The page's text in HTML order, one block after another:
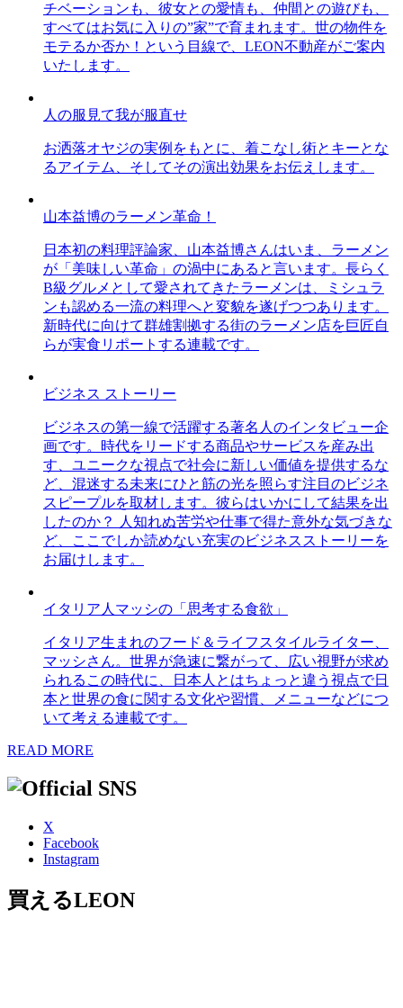
チベーションも、彼女との愛情も、仲間との遊びも、
すべてはお気に入りの”家”で育まれます。世の物件を
モテるか否か！という目線で、LEON不動産がご案内
いたします。
人の服見て我が服直せ
お洒落オヤジの実例をもとに、着こなし術とキーとな
るアイテム、そしてその演出効果をお伝えします。
山本益博のラーメン革命！
日本初の料理評論家、山本益博さんはいま、ラーメン
が「美味しい革命」の渦中にあると言います。長らく
B級グルメとして愛されてきたラーメンは、ミシュラ
ンも認める一流の料理へと変貌を遂げつつあります。
新時代に向けて群雄割拠する街のラーメン店を巨匠自
らが実食リポートする連載です。
ビジネス ストーリー
ビジネスの第一線で活躍する著名人のインタビュー企
画です。時代をリードする商品やサービスを産み出
す、ユニークな視点で社会に新しい価値を提供するな
ど、混迷する未来にひと筋の光を照らす注目のビジネ
スピープルを取材します。彼らはいかにして結果を出
したのか？ 人知れぬ苦労や仕事で得た意外な気づきな
ど、ここでしか読めない充実のビジネスストーリーを
お届けします。
イタリア人マッシの「思考する食欲」
イタリア生まれのフード＆ライフスタイルライター、
マッシさん。世界が急速に繋がって、広い視野が求め
られるこの時代に、日本人とはちょっと違う視点で日
本と世界の食に関する文化や習慣、メニューなどにつ
いて考える連載です。
READ MORE
X
Facebook
Instagram
買えるLEON